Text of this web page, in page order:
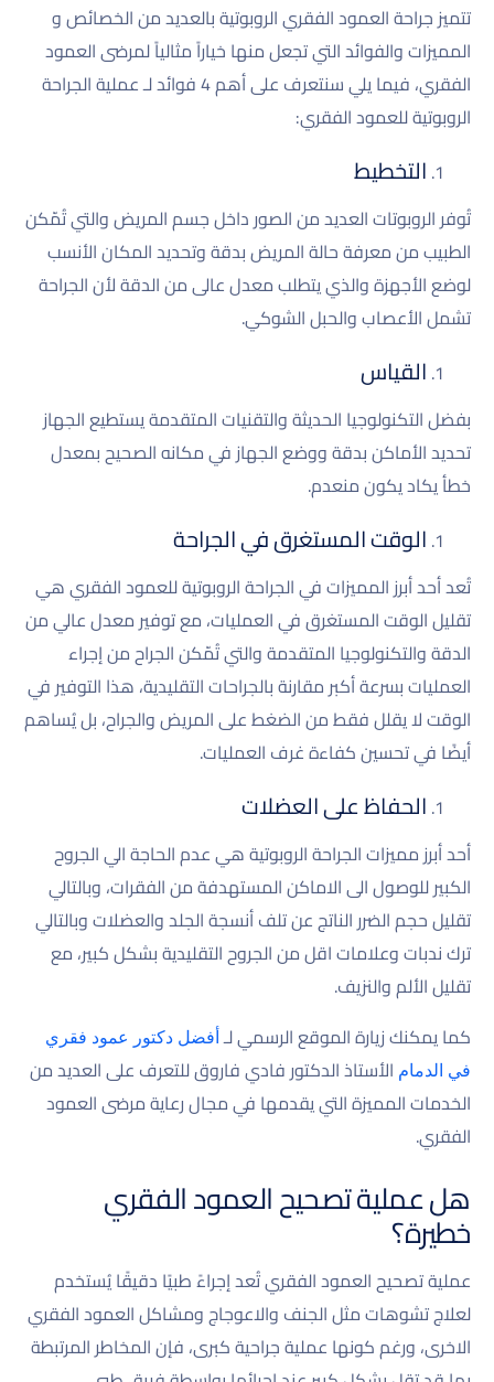
تتميز جراحة العمود الفقري الروبوتية بالعديد من الخصائص و
المميزات والفوائد التي تجعل منها خياراً مثالياً لمرضى العمود
الفقري، فيما يلي سنتعرف على أهم 4 فوائد لـ عملية الجراحة
الروبوتية للعمود الفقري:
التخطيط
تُوفر الروبوتات العديد من الصور داخل جسم المريض والتي تُمّكن
الطبيب من معرفة حالة المريض بدقة وتحديد المكان الأنسب
لوضع الأجهزة والذي يتطلب معدل عالى من الدقة لأن الجراحة
تشمل الأعصاب والحبل الشوكي.
القياس
بفضل التكنولوجيا الحديثة والتقنيات المتقدمة يستطيع الجهاز
تحديد الأماكن بدقة ووضع الجهاز في مكانه الصحيح بمعدل
خطأ يكاد يكون منعدم.
الوقت المستغرق في الجراحة
تُعد أحد أبرز المميزات في الجراحة الروبوتية للعمود الفقري هي
تقليل الوقت المستغرق في العمليات، مع توفير معدل عالي من
الدقة والتكنولوجيا المتقدمة والتي تُمّكن الجراح من إجراء
العمليات بسرعة أكبر مقارنة بالجراحات التقليدية، هذا التوفير في
الوقت لا يقلل فقط من الضغط على المريض والجراح، بل يُساهم
أيضًا في تحسين كفاءة غرف العمليات.
الحفاظ على العضلات
أحد أبرز مميزات الجراحة الروبوتية هي عدم الحاجة الي الجروح
الكبير للوصول الى الاماكن المستهدفة من الفقرات، وبالتالي
تقليل حجم الضرر الناتج عن تلف أنسجة الجلد والعضلات وبالتالي
ترك ندبات وعلامات اقل من الجروح التقليدية بشكل كبير، مع
تقليل الألم والنزيف.
كما يمكنك زيارة الموقع الرسمي لـ أفضل دكتور عمود فقري
في الدمام الأستاذ الدكتور فادي فاروق للتعرف على العديد من
الخدمات المميزة التي يقدمها في مجال رعاية مرضى العمود
الفقري.
هل عملية تصحيح العمود الفقري
خطيرة؟
عملية تصحيح العمود الفقري تُعد إجراءً طبيًا دقيقًا يُستخدم
لعلاج تشوهات مثل الجنف والاعوجاج ومشاكل العمود الفقري
الاخرى، ورغم كونها عملية جراحية كبرى، فإن المخاطر المرتبطة